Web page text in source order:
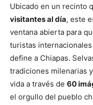
Ubicado en un recinto
visitantes al día, este
ventana abierta para
turistas
define a Chiapas.
tradiciones milenarias
vida a través de 60
el orgullo del pueblo